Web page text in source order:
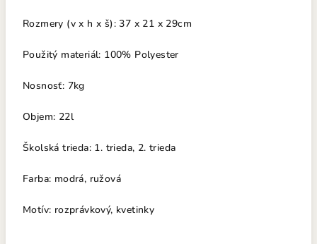
Rozmery (v x h x š): 37 x 21 x 29cm
Použitý materiál: 100% Polyester
Nosnosť: 7kg
Objem: 22l
Školská trieda: 1. trieda, 2. trieda
Farba: modrá, ružová
Motív: rozprávkový, kvetinky